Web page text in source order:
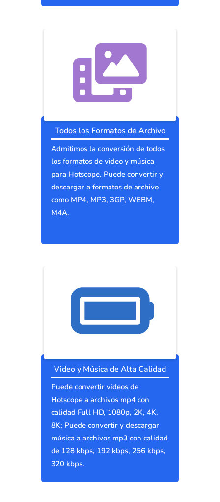
Todos los Formatos de Archivo
Admitimos la conversión de todos
los formatos de video y música
para Hotscope. Puede convertir y
descargar a formatos de archivo
como MP4, MP3, 3GP, WEBM,
M4A.
Video y Música de Alta Calidad
Puede convertir videos de
Hotscope a archivos mp4 con
calidad Full HD, 1080p, 2K, 4K,
8K; Puede convertir y descargar
música a archivos mp3 con calidad
de 128 kbps, 192 kbps, 256 kbps,
320 kbps.